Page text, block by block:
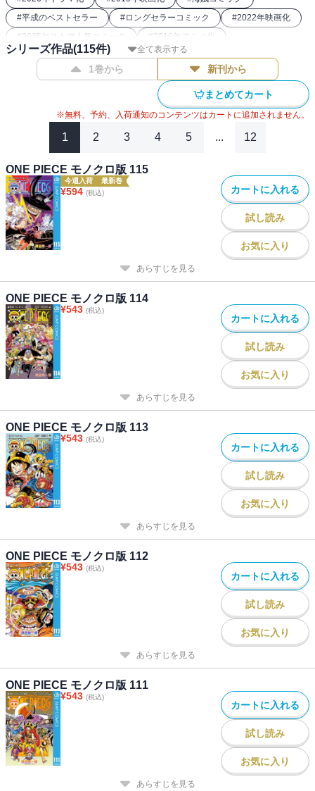
#平成のベストセラー #ロングセラーコミック #2022年映画化
#2025年ストア人気コミック #2016年アニメ化
#週刊少年ジャンプ（00年代） #2023年ドラマ化
ONEPIECE関連作 #最強主人公コミック
# 26年春ドラマ・映画化
全て表示する
シリーズ作品(115件)
1巻から 新刊から
まとめてカート
※無料、予約、入荷通知のコンテンツはカートに追加されません。
1 2 3 4 5 ... 12
ONE PIECE モノクロ版 115
今週入荷 最新巻
¥594 (税込) カートに入れる
試し読み
お気に入り
あらすじを見る
ONE PIECE モノクロ版 114
¥543 (税込)
カートに入れる
試し読み
お気に入り
あらすじを見る
ONE PIECE モノクロ版 113
¥543 (税込)
カートに入れる
試し読み
お気に入り
あらすじを見る
ONE PIECE モノクロ版 112
¥543 (税込)
カートに入れる
試し読み
お気に入り
あらすじを見る
ONE PIECE モノクロ版 111
¥543 (税込)
カートに入れる
試し読み
お気に入り
あらすじを見る